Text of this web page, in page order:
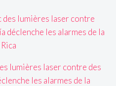
lumières laser contre des
les alarmes de la